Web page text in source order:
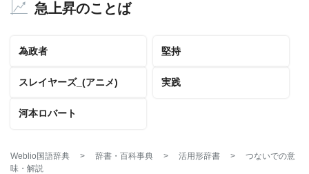
急上昇のことば
為政者 堅持
スレイヤーズ_(アニメ) 実践
河本ロバート
Weblio国語辞典 > 辞書・百科事典 > 活用形辞書 > つないでの意
味・解説